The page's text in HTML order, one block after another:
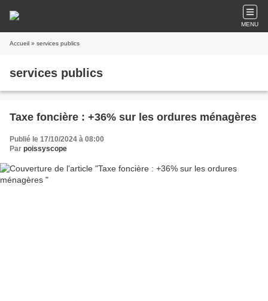
MENU
Accueil » services publics
services publics
Taxe foncière : +36% sur les ordures ménagères
Publié le 17/10/2024 à 08:00
Par poissyscope